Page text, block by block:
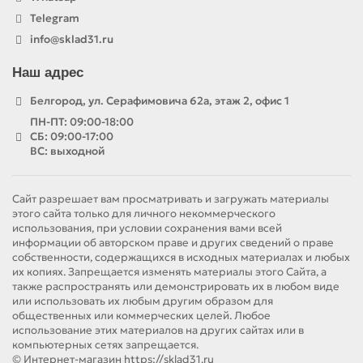
Telegram
info@sklad31.ru
Наш адрес
Белгород, ул. Серафимовича 62а, этаж 2, офис 1
ПН-ПТ: 09:00-18:00
СБ: 09:00-17:00
ВС: выходной
Сайт разрешает вам просматривать и загружать материалы
этого сайта только для личного некоммерческого
использования, при условии сохранения вами всей
информации об авторском праве и других сведений о праве
собственности, содержащихся в исходных материалах и любых
их копиях. Запрещается изменять материалы этого Сайта, а
также распространять или демонстрировать их в любом виде
или использовать их любым другим образом для
общественных или коммерческих целей. Любое
использование этих материалов на других сайтах или в
компьютерных сетях запрещается.
© Интернет-магазин https://sklad31.ru